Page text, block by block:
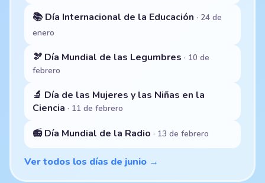
📚 Día Internacional de la Educación · 24 de
enero
🫘 Día Mundial de las Legumbres · 10 de
febrero
🔬 Día de las Mujeres y las Niñas en la
Ciencia · 11 de febrero
📻 Día Mundial de la Radio · 13 de febrero
Ver todos los días de junio →